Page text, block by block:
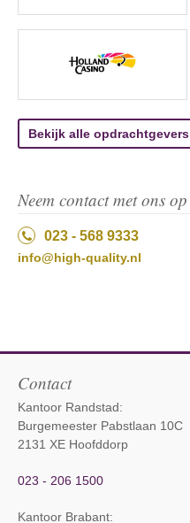
Bekijk alle opdrachtgevers
Neem contact met ons op
023 - 568 9333
info@high-quality.nl
Contact
Kantoor Randstad:
Burgemeester Pabstlaan 10C
2131 XE Hoofddorp
023 - 206 1500
Kantoor Brabant: